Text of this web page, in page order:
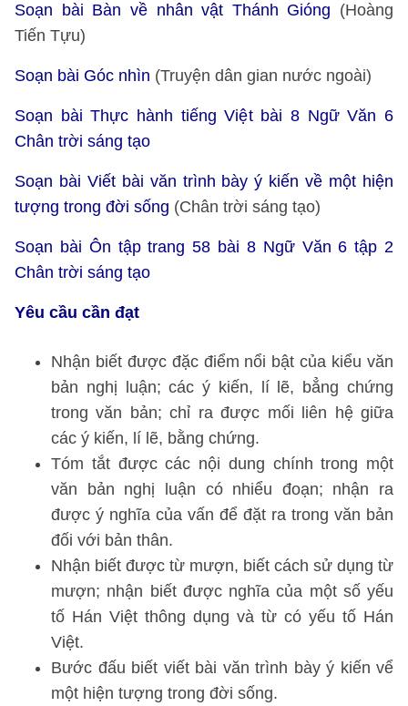
Soạn bài Bàn về nhân vật Thánh Gióng (Hoàng
Tiến Tựu)
Soạn bài Góc nhìn (Truyện dân gian nước ngoài)
Soạn bài Thực hành tiếng Việt bài 8 Ngữ Văn 6
Chân trời sáng tạo
Soạn bài Viết bài văn trình bày ý kiến về một hiện
tượng trong đời sống (Chân trời sáng tạo)
Soạn bài Ôn tập trang 58 bài 8 Ngữ Văn 6 tập 2
Chân trời sáng tạo
Yêu cầu cần đạt
Nhận biết được đặc điểm nổi bật của kiểu văn
bản nghị luận; các ý kiến, lí lẽ, bẳng chứng
trong văn bản; chỉ ra được mối liên hệ giữa
các ý kiến, lí lẽ, bằng chứng.
Tóm tắt được các nội dung chính trong một
văn bản nghị luận có nhiểu đoạn; nhận ra
được ý nghĩa của vấn để đặt ra trong văn bản
đối với bản thân.
Nhận biết được từ mượn, biết cách sử dụng từ
mượn; nhận biết được nghĩa của một số yếu
tố Hán Việt thông dụng và từ có yếu tố Hán
Việt.
Bước đấu biết viết bài văn trình bày ý kiến vể
một hiện tượng trong đời sống.